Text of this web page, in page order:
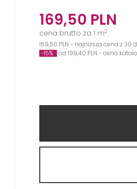
169,50 PLN
cena brutto za 1 m2
169,50 PLN - najniższa cena z 30
-15%
od 199,40 PLN - cena